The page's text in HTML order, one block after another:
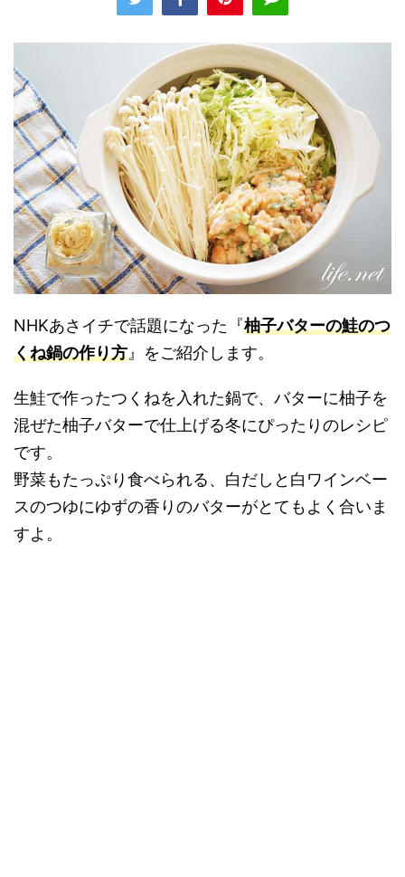
NHKあさイチで話題になった『柚子バターの鮭のつ
くね鍋の作り方 』をご紹介します。
生鮭で作ったつくねを入れた鍋で、バターに柚子を
混ぜた柚子バターで仕上げる冬にぴったりのレシピ
です。
野菜もたっぷり食べられる、白だしと白ワインベー
スのつゆにゆずの香りのバターがとてもよく合いま
すよ。